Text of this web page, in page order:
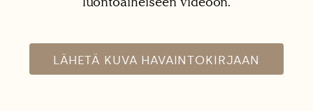
LÄHETÄ KUVA HAVAINTOKIRJAAN